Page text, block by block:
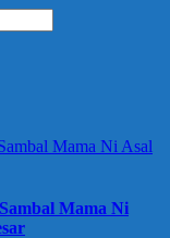
Mama Ni